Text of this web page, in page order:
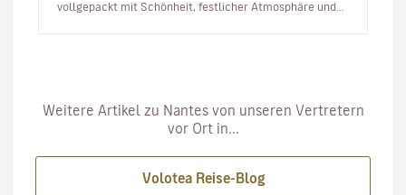
vollgepackt mit Schönheit, festlicher Atmosphäre und
Weitere Artikel zu Nantes von unseren Vertretern
vor Ort in...
Volotea Reise-Blog